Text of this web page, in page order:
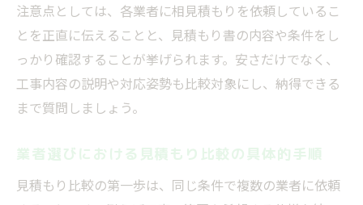
注意点としては、各業者に相見積もりを依頼しているこ
とを正直に伝えることと、見積もり書の内容や条件をし
っかり確認することが挙げられます。安さだけでなく、
工事内容の説明や対応姿勢も比較対象にし、納得できる
まで質問しましょう。
業者選びにおける見積もり比較の具体的手順
見積もり比較の第一歩は、同じ条件で複数の業者に依頼